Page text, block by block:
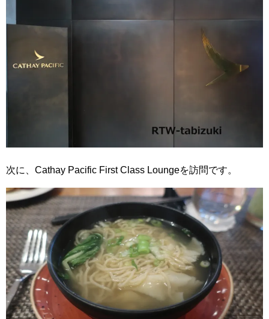
次に、Cathay Pacific First Class Loungeを訪問です。